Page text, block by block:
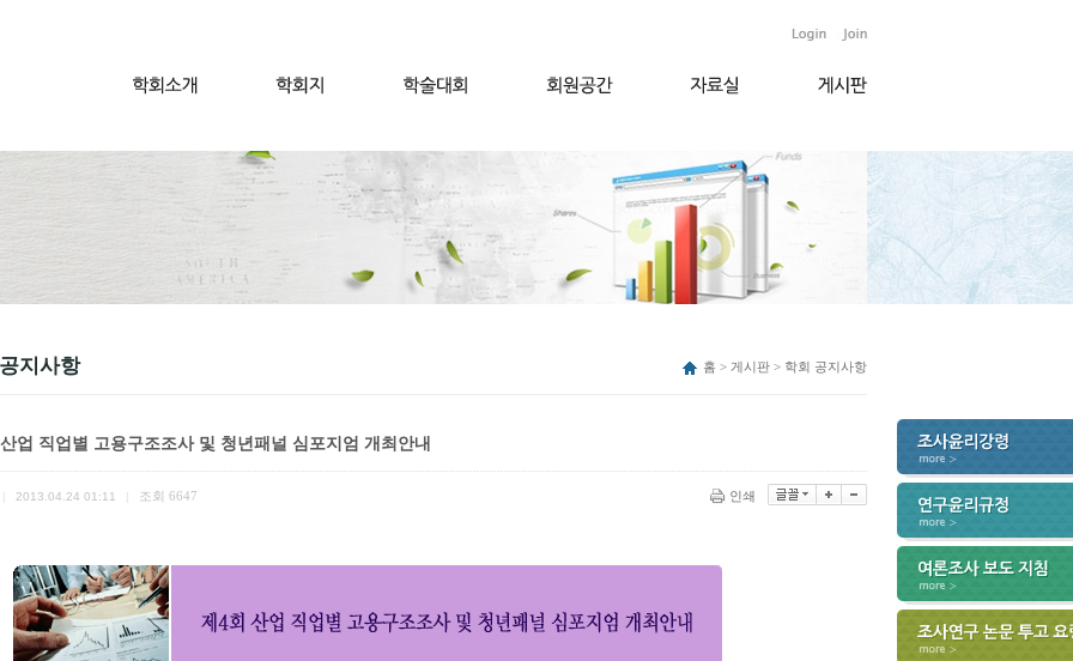
지사항 홈 > 게시판 > 학회 공지사항
업 직업별 고용구조조사 및 청년패널 심포지엄 개최안내
2013.04.24 01:11 조회 6647 인쇄